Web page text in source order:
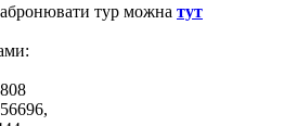
тур можна тут